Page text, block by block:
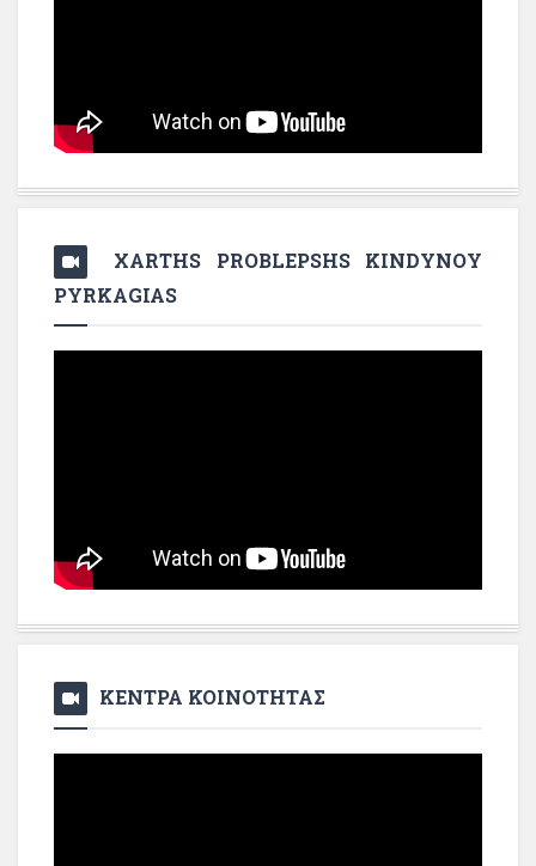
XARTHS PROBLEPSHS KINDYNOY
PYRKAGIAS
ΚΕΝΤΡΑ ΚΟΙΝΟΤΗΤΑΣ